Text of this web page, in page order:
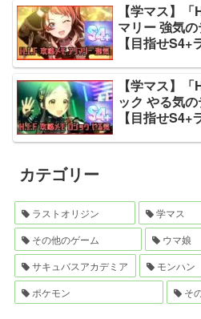
【学マス】
マリー 強気
【目指せS4+
【学マス】
ック やる気
【目指せS4+
カテゴリー
ラストオリジン 学マス
その他のゲーム
ウマ娘
サキュバスアカデミア
モンハン
ポケモン
そ